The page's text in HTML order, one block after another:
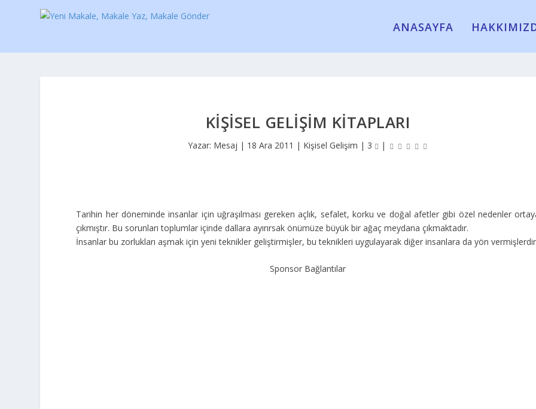
ANASAYFA
KIŞISEL GELIŞIM KITAPLARI
Yazar: Mesaj | 18 Ara 2011 | Kişisel Gelişim | 3 |
Tarihin her döneminde insanlar için uğraşılması gereken açlık, sefalet, korku ve doğal afetler gibi özel nedenler
çıkmıştır. Bu sorunları toplumlar içinde dallara ayırırsak önümüze büyük bir ağaç meydana çıkmaktadır.
İnsanlar bu zorlukları aşmak için yeni teknikler geliştirmişler, bu teknikleri uygulayarak diğer insanlara da yön
Sponsor Bağlantılar